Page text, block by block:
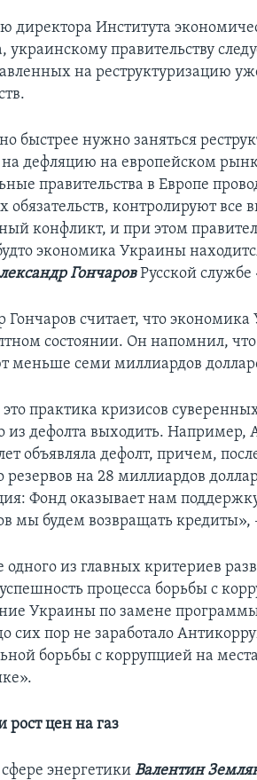
директора Института
украинскому правительству
на реструктуризацию
быстрее нужно заняться
дефляцию на европейском
правительства в Европе
обязательств, контролируют все
конфликт, и при этом
экономика Украины
ГончаровРусской
Гончаров считает, что
состоянии. Он напомнил,
меньше семи миллиардов
практика кризисов
из дефолта выходить. Например,
объявляла дефолт, причем,
резервов на 28 миллиардов
Фонд оказывает нам
мы будем возвращать кредиты»,
одного из главных критериев
процесса борьбы с
Украины по замене
сих пор не заработало
борьбы с коррупцией на
рост цен на газ
сфере энергетикиВалентин